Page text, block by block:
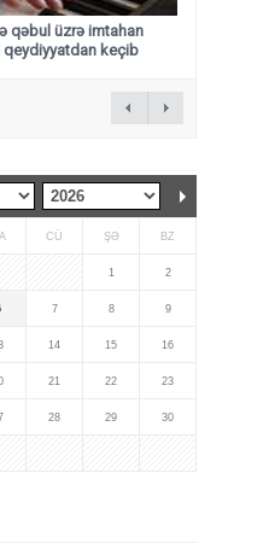
qəbul üzrə imtahan
keçib
CÜ ŞƏ BZ
1 2
7 8 9
14 15 16
21 22 23
28 29 30